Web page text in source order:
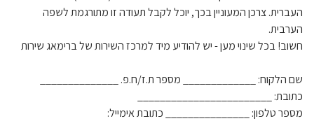
העברית. צרכן המעוניין בכך, יוכל לקבל תעודה זו מתורגמת לשפה
הערבית.
חשוב! בכל שינוי מען - יש להודיע מיד למרכז השירות של ברימאג שירות
שם הלקוח: _____________ מספר ת.ז/ח.פ. ______________
כתובת: ________________________
מספר טלפון: _______________ כתובת אימייל: